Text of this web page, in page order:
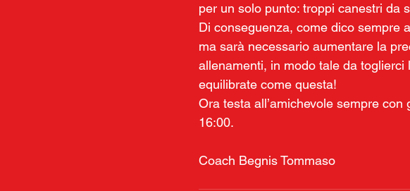
per un solo punto: troppi canestri da
Di conseguenza, come dico sempre
ma sarà necessario aumentare la
allenamenti, in modo tale da
equilibrate come questa!
Ora testa all’amichevole sempre
16:00.
Coach Begnis Tommaso